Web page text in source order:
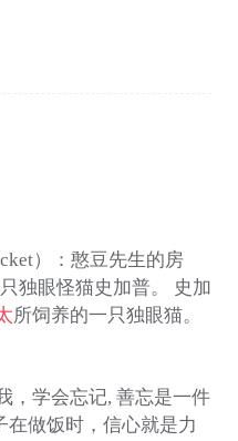
）：憨豆先生的房
独眼怪猫史加普。 史加
所饲养的一只独眼猫。
，学会忘记, 善忘是一件
在做饭时，信心就是力